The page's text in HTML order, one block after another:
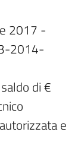
2017 -
2014-
di €
e